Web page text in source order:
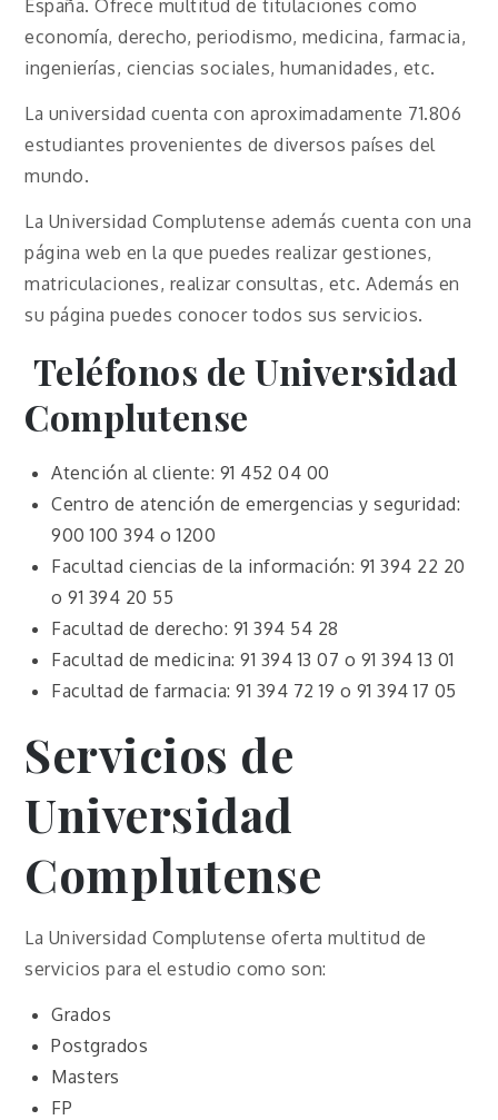
España. Ofrece multitud de titulaciones como
economía, derecho, periodismo, medicina, farmacia,
ingenierías, ciencias sociales, humanidades, etc.
La universidad cuenta con aproximadamente 71.806
estudiantes provenientes de diversos países del
mundo.
La Universidad Complutense además cuenta con una
página web en la que puedes realizar gestiones,
matriculaciones, realizar consultas, etc. Además en
su página puedes conocer todos sus servicios.
Teléfonos de Universidad
Complutense
Atención al cliente: 91 452 04 00
Centro de atención de emergencias y seguridad:
900 100 394 o 1200
Facultad ciencias de la información: 91 394 22 20
o 91 394 20 55
Facultad de derecho: 91 394 54 28
Facultad de medicina: 91 394 13 07 o 91 394 13 01
Facultad de farmacia: 91 394 72 19 o 91 394 17 05
Servicios de
Universidad
Complutense
La Universidad Complutense oferta multitud de
servicios para el estudio como son:
Grados
Postgrados
Masters
FP